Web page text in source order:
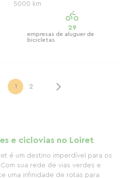
5000 km
29
empresas de aluguer de
bicicletas
1 2
e ciclovias no Loiret
é um destino imperdível para os
sua rede de vias verdes e
uma infinidade de rotas para